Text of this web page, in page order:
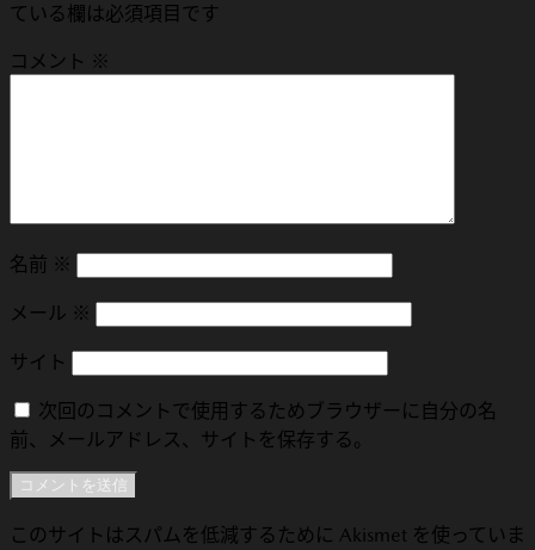
ている欄は必須項目です
コメント ※
名前 ※
メール ※
サイト
次回のコメントで使用するためブラウザーに自分の名
前、メールアドレス、サイトを保存する。
このサイトはスパムを低減するために Akismet を使っていま